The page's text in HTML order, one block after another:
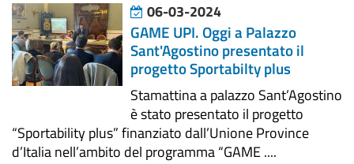
06-03-2024
GAME UPI. Oggi a Palazzo
Sant'Agostino presentato il
progetto Sportabilty plus
Stamattina a palazzo Sant’Agostino
è stato presentato il progetto
“Sportability plus” finanziato dall’Unione Province
d’Italia nell’ambito del programma “GAME ....